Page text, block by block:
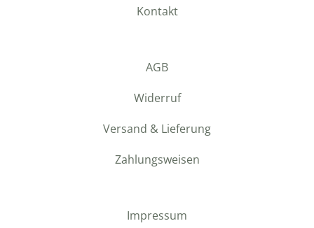
Kontakt
AGB
Widerruf
Versand & Lieferung
Zahlungsweisen
Impressum